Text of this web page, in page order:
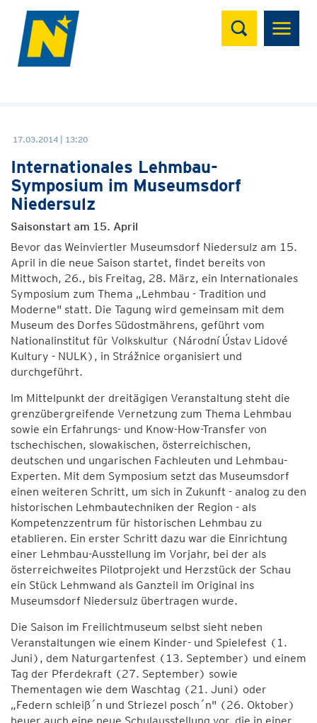
Suchen
17.03.2014 | 13:20
Internationales Lehmbau-
Symposium im Museumsdorf
Niedersulz
Saisonstart am 15. April
Bevor das Weinviertler Museumsdorf Niedersulz am 15.
April in die neue Saison startet, findet bereits von
Mittwoch, 26., bis Freitag, 28. März, ein Internationales
Symposium zum Thema „Lehmbau - Tradition und
Moderne" statt. Die Tagung wird gemeinsam mit dem
Museum des Dorfes Südostmährens, geführt vom
Nationalinstitut für Volkskultur (Národní Ústav Lidové
Kultury - NULK), in Strážnice organisiert und
durchgeführt.
Im Mittelpunkt der dreitägigen Veranstaltung steht die
grenzübergreifende Vernetzung zum Thema Lehmbau
sowie ein Erfahrungs- und Know-How-Transfer von
tschechischen, slowakischen, österreichischen,
deutschen und ungarischen Fachleuten und Lehmbau-
Experten. Mit dem Symposium setzt das Museumsdorf
einen weiteren Schritt, um sich in Zukunft - analog zu den
historischen Lehmbautechniken der Region - als
Kompetenzzentrum für historischen Lehmbau zu
etablieren. Ein erster Schritt dazu war die Einrichtung
einer Lehmbau-Ausstellung im Vorjahr, bei der als
österreichweites Pilotprojekt und Herzstück der Schau
ein Stück Lehmwand als Ganzteil im Original ins
Museumsdorf Niedersulz übertragen wurde.
Die Saison im Freilichtmuseum selbst sieht neben
Veranstaltungen wie einem Kinder- und Spielefest (1.
Juni), dem Naturgartenfest (13. September) und einem
Tag der Pferdekraft (27. September) sowie
Thementagen wie dem Waschtag (21. Juni) oder
„Federn schleiß´n und Striezel posch´n" (26. Oktober)